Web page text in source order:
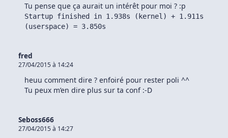
Récupération…
Tu pense que ça aurait un intérêt pour moi ? :p
Startup finished in 1.938s (kernel) + 1.911s
(userspace) = 3.850s
fred
27/04/2015 à 14:24
heuu comment dire ? enfoiré pour rester poli ^^
Tu peux m’en dire plus sur ta conf :-D
Seboss666
27/04/2015 à 14:27